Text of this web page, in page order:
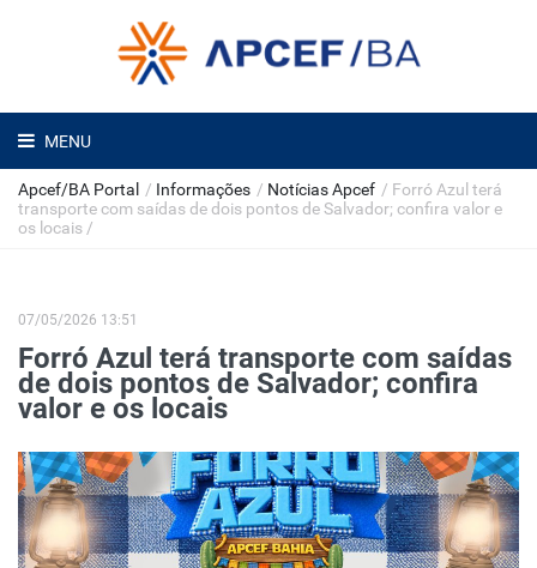
MENU
Apcef/BA Portal / Informações / Notícias Apcef / Forró Azul terá
transporte com saídas de dois pontos de Salvador; confira valor e
os locais /
07/05/2026 13:51
Forró Azul terá transporte com saídas
de dois pontos de Salvador; confira
valor e os locais